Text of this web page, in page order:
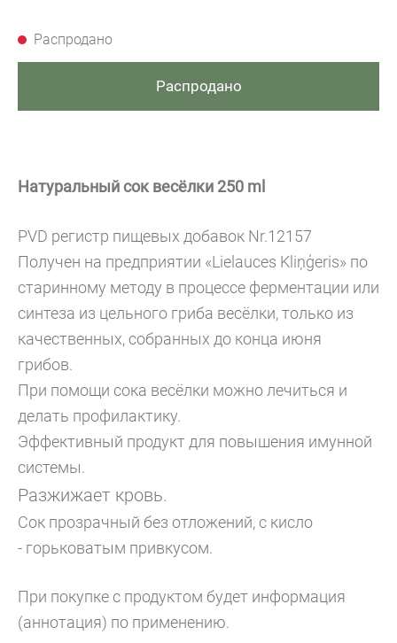
Распродано
Распродано
Натуральный сок весёлки 250 ml
PVD pегистр пищевых добавок Nr.12157
Получен на предприятии «Lielauces Kliņģeris» по
старинному методу в процессе ферментации или
синтеза из цельного гриба весёлки, только из
качественных, собранных до конца июня
грибов.
При помощи сока весёлки можно лечиться и
делать профилактику.
Эффективный продукт для повышения имунной
системы.
Разжижает кровь.
Сок прозрачный без отложений, с кисло
- горьковатым привкусом.
При покупке с продуктом будет информация
(аннотация) по применению.